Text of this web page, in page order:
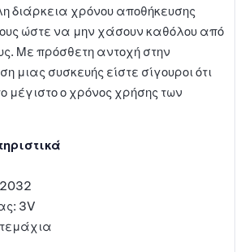
διάρκεια χρόνου αποθήκευσης
ώστε να μην χάσουν καθόλου από
Με πρόσθετη αντοχή στην
μιας συσκευής είστε σίγουροι ότι
μέγιστο ο χρόνος χρήσης των
3V